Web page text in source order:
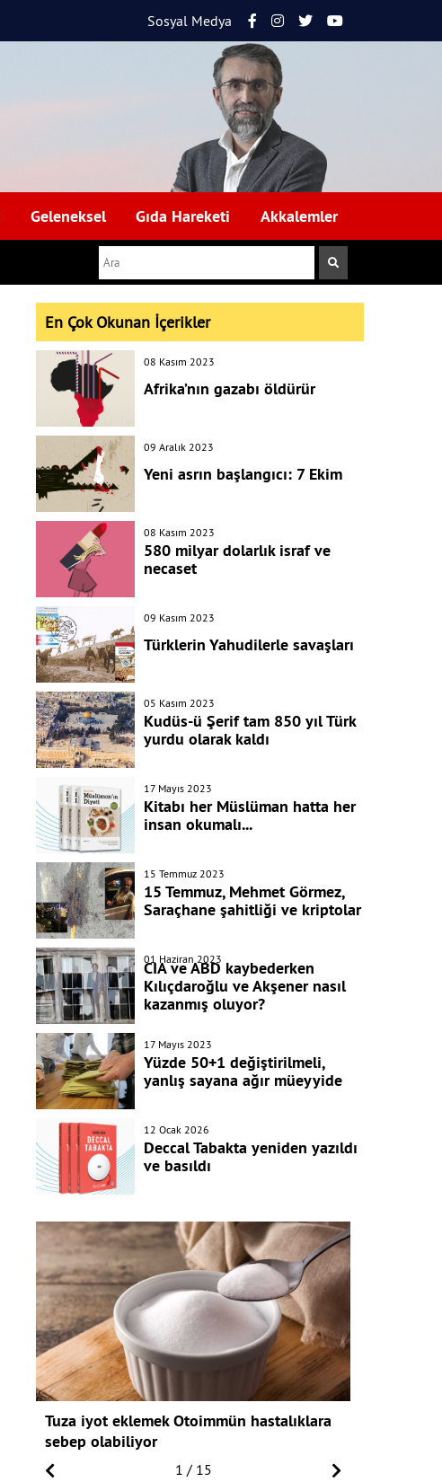
Sosyal Medya
Geleneksel Gıda Hareketi Akkalemler
En Çok Okunan İçerikler
08 Kasım 2023
Afrika’nın gazabı öldürür
09 Aralık 2023
Yeni asrın başlangıcı: 7 Ekim
08 Kasım 2023
580 milyar dolarlık israf ve
necaset
09 Kasım 2023
Türklerin Yahudilerle savaşları
05 Kasım 2023
Kudüs-ü Şerif tam 850 yıl Türk
yurdu olarak kaldı
17 Mayıs 2023
Kitabı her Müslüman hatta her
insan okumalı...
15 Temmuz 2023
15 Temmuz, Mehmet Görmez,
Saraçhane şahitliği ve kriptolar
01 Haziran 2023
CIA ve ABD kaybederken
Kılıçdaroğlu ve Akşener nasıl
kazanmış oluyor?
17 Mayıs 2023
Yüzde 50+1 değiştirilmeli,
yanlış sayana ağır müeyyide
12 Ocak 2026
Deccal Tabakta yeniden yazıldı
ve basıldı
Tuza iyot eklemek Otoimmün hastalıklara
sebep olabiliyor
1 / 15